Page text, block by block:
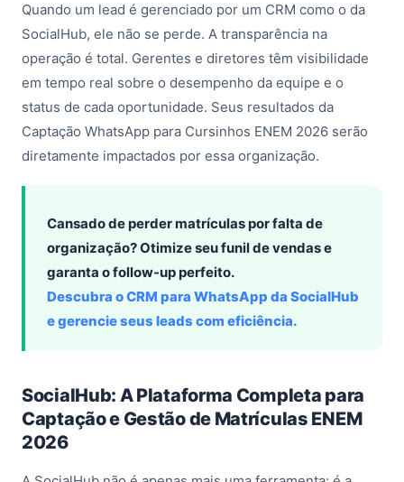
Quando um lead é gerenciado por um CRM como o da
SocialHub, ele não se perde. A transparência na
operação é total. Gerentes e diretores têm visibilidade
em tempo real sobre o desempenho da equipe e o
status de cada oportunidade. Seus resultados da
Captação WhatsApp para Cursinhos ENEM 2026 serão
diretamente impactados por essa organização.
Cansado de perder matrículas por falta de
organização? Otimize seu funil de vendas e
garanta o follow-up perfeito.
Descubra o CRM para WhatsApp da SocialHub
e gerencie seus leads com eficiência.
SocialHub: A Plataforma Completa para
Captação e Gestão de Matrículas ENEM
2026